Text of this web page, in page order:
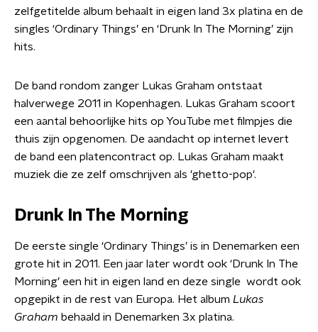
zelfgetitelde album behaalt in eigen land 3x platina en de
singles ‘Ordinary Things’ en ‘Drunk In The Morning’ zijn
hits.
De band rondom zanger Lukas Graham ontstaat
halverwege 2011 in Kopenhagen. Lukas Graham scoort
een aantal behoorlijke hits op YouTube met filmpjes die
thuis zijn opgenomen. De aandacht op internet levert
de band een platencontract op. Lukas Graham maakt
muziek die ze zelf omschrijven als 'ghetto-pop'.
Drunk In The Morning
De eerste single ‘Ordinary Things’ is in Denemarken een
grote hit in 2011. Een jaar later wordt ook ‘Drunk In The
Morning’ een hit in eigen land en deze single wordt ook
opgepikt in de rest van Europa. Het album Lukas
Graham behaald in Denemarken 3x platina.